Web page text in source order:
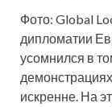
Фото: Global
дипломатии
усомнился в
искренне. На